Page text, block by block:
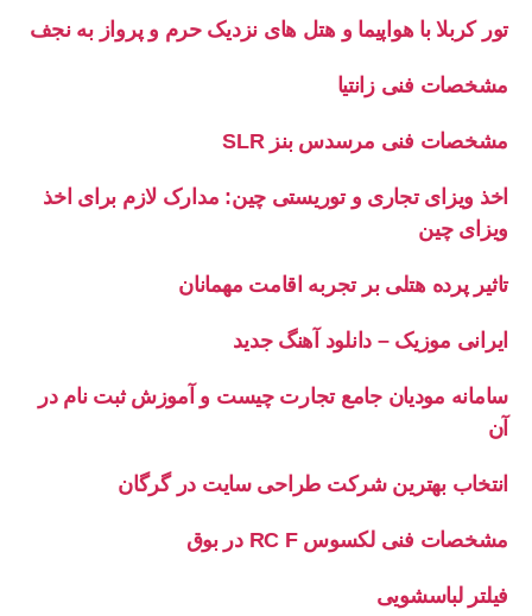
تور کربلا با هواپیما و هتل های نزدیک حرم و پرواز به نجف
مشخصات فنی زانتیا
مشخصات فنی مرسدس بنز SLR
اخذ ویزای تجاری و توریستی چین: مدارک لازم برای اخذ
ویزای چین
تاثیر پرده هتلی بر تجربه اقامت مهمانان
ایرانی موزیک – دانلود آهنگ جدید
سامانه مودیان جامع تجارت چیست و آموزش ثبت نام در
آن
انتخاب بهترین شرکت طراحی سایت در گرگان
مشخصات فنی لکسوس RC F در بوق
فیلتر لباسشویی